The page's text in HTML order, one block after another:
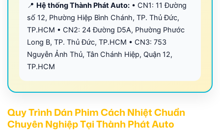
📍 Hệ thống Thành Phát Auto: • CN1: 11 Đường
số 12, Phường Hiệp Bình Chánh, TP. Thủ Đức,
TP.HCM • CN2: 24 Đường D5A, Phường Phước
Long B, TP. Thủ Đức, TP.HCM • CN3: 753
Nguyễn Ảnh Thủ, Tân Chánh Hiệp, Quận 12,
TP.HCM
Quy Trình Dán Phim Cách Nhiệt Chuẩn
Chuyên Nghiệp Tại Thành Phát Auto